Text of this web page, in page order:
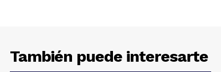
También puede interesarte